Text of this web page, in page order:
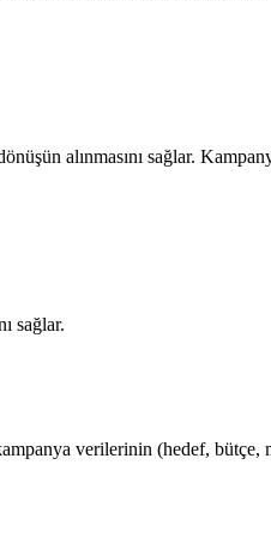
alınmasını sağlar.
sağlar.
verilerinin (hedef, bütçe,